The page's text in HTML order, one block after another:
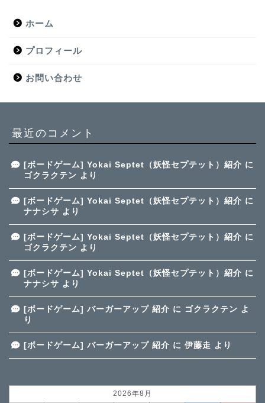
ホーム
プロフィール
お問い合わせ
最近のコメント
[ボードゲーム] Yokai Septet（妖怪セプテット）紹介 に
ゴクラクテン より
[ボードゲーム] Yokai Septet（妖怪セプテット）紹介 に
ナナシサ より
[ボードゲーム] Yokai Septet（妖怪セプテット）紹介 に
ゴクラクテン より
[ボードゲーム] Yokai Septet（妖怪セプテット）紹介 に
ナナシサ より
[ボードゲーム] バーガーアップ 紹介 に ゴクラクテン よ
り
[ボードゲーム] バーガーアップ 紹介 に 伊藤走 より
2026年8月